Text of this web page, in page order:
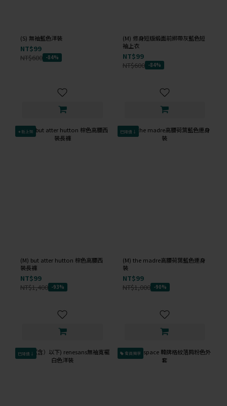
(S) 無袖藍色洋裝
NT$99
NT$600 -84%
(M) 修身短版緞面前綁帶灰藍色短
袖上衣
NT$99
NT$600 -84%
✦新上架
(M) but atter hutton 棕色高腰西
裝長褲
NT$99
NT$1,400 -93%
已降價↓
(M) the madre高腰荷葉藍色連身
裝
NT$99
NT$1,000 -90%
已降價↓ 會員獨享